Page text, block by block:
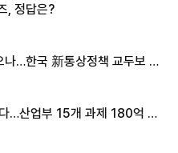
, 정답은?
…한국 新통상정책 교두보 활
…산업부 15개 과제 180억 지